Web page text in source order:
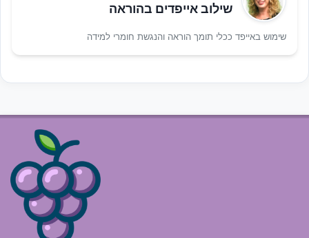
שילוב אייפדים בהוראה
שימוש באייפד ככלי תומך הוראה והנגשת חומרי למידה